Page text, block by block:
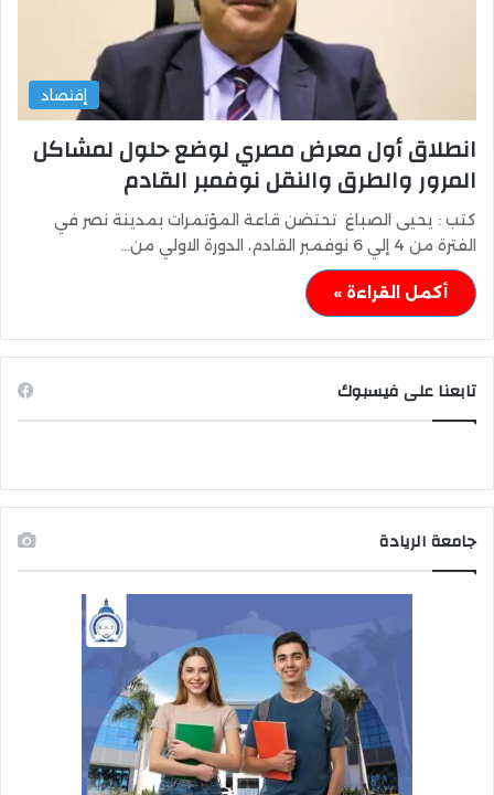
إقتصاد
انطلاق أول معرض مصري لوضع حلول لمشاكل
المرور والطرق والنقل نوفمبر القادم
كتب : يحيى الصباغ تحتضن قاعة المؤتمرات بمدينة نصر في
الفترة من 4 إلي 6 نوفمبر القادم، الدورة الاولي من…
أكمل القراءة »
تابعنا على فيسبوك
جامعة الريادة